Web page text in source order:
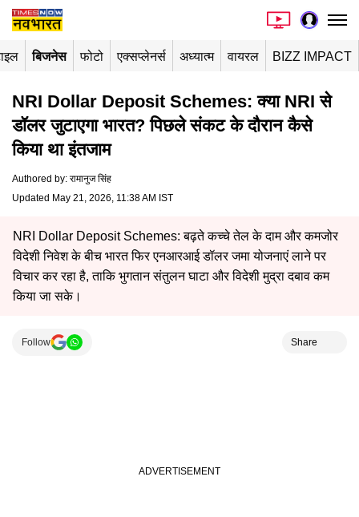
बिजनेस फोटो एक्सप्लेनर्स अध्यात्म वायरल BIZZ IMPACT
NRI Dollar Deposit Schemes: क्या NRI से
डॉलर जुटाएगा भारत? पिछले संकट के दौरान कैसे
किया था इंतजाम
Authored by: रामानुज सिंह
Updated May 21, 2026, 11:38 AM IST
NRI Dollar Deposit Schemes: बढ़ते कच्चे तेल के दाम और कमजोर
विदेशी निवेश के बीच भारत फिर एनआरआई डॉलर जमा योजनाएं लाने पर
विचार कर रहा है, ताकि भुगतान संतुलन घाटा और विदेशी मुद्रा दबाव कम
किया जा सके।
Follow Share